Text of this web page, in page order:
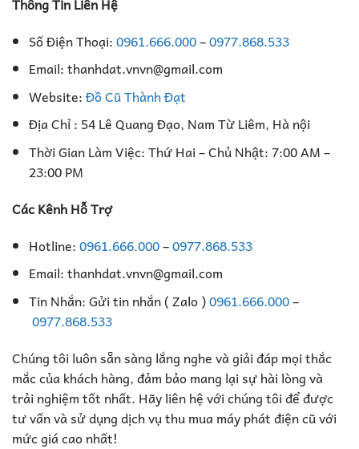
Số Điện Thoại:0961.666.000–0977.868.533
Email: thanhdat.vnvn@gmail.com
Website:Đồ Cũ Thành Đạt
Địa Chỉ : 54 Lê Quang Đạo, Nam Từ Liêm, Hà nội
Thời Gian Làm Việc: Thứ Hai – Chủ Nhật: 7:00 AM –
23:00 PM
Các Kênh Hỗ Trợ
Hotline:0961.666.000–0977.868.533
Email: thanhdat.vnvn@gmail.com
Tin Nhắn: Gửi tin nhắn ( Zalo )0961.666.000–
0977.868.533
Chúng tôi luôn sẵn sàng lắng nghe và giải đáp mọi thắc
mắc của khách hàng, đảm bảo mang lại sự hài lòng và
trải nghiệm tốt nhất. Hãy liên hệ với chúng tôi để được
tư vấn và sử dụng dịch vụ thu mua máy phát điện cũ với
mức giá cao nhất!